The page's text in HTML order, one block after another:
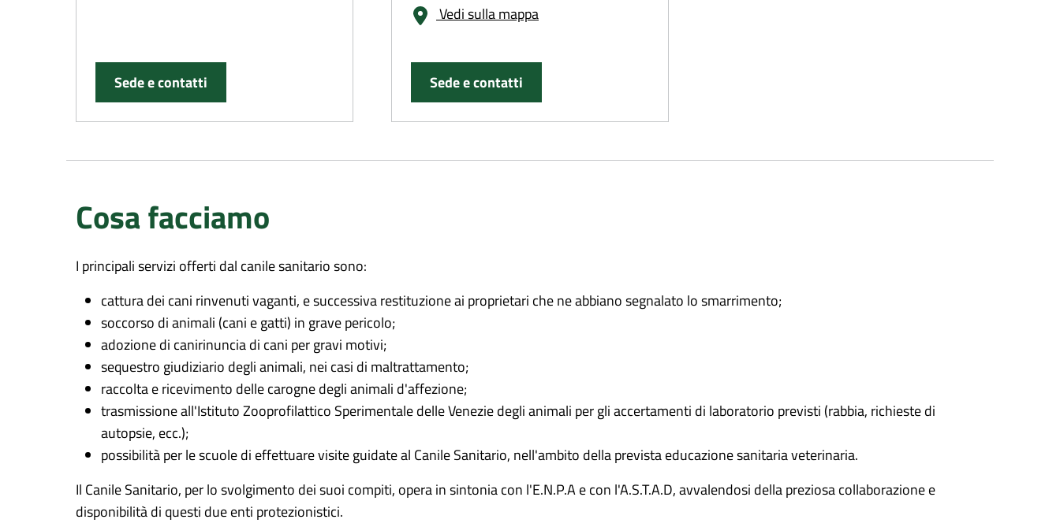
Sede e contatti
Vedi sulla mappa
Sede e contatti
Cosa facciamo
I principali servizi offerti dal canile sanitario sono:
cattura dei cani rinvenuti vaganti, e successiva restituzione ai proprietari che ne abbiano segnalato lo smarrimento;
soccorso di animali (cani e gatti) in grave pericolo;
adozione di canirinuncia di cani per gravi motivi;
sequestro giudiziario degli animali, nei casi di maltrattamento;
raccolta e ricevimento delle carogne degli animali d'affezione;
trasmissione all'Istituto Zooprofilattico Sperimentale delle Venezie degli animali per gli accertamenti di laboratorio previsti (rabbia, richieste di
autopsie, ecc.);
possibilità per le scuole di effettuare visite guidate al Canile Sanitario, nell'ambito della prevista educazione sanitaria veterinaria.
Il Canile Sanitario, per lo svolgimento dei suoi compiti, opera in sintonia con l'E.N.P.A e con l'A.S.T.A.D, avvalendosi della preziosa collaborazione e
disponibilità di questi due enti protezionistici.